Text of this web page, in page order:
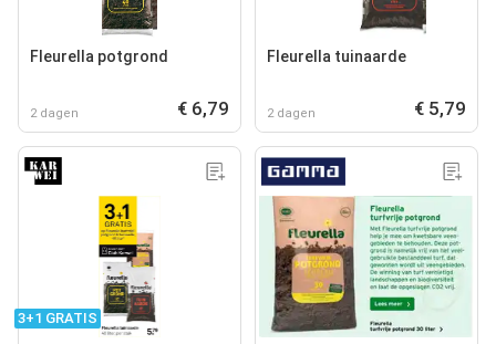
Fleurella potgrond
2 dagen € 6,79
Fleurella tuinaarde
2 dagen € 5,79
3+1 GRATIS